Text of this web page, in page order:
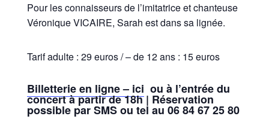
Pour les connaisseurs de l’imitatrice et chanteuse
Véronique VICAIRE, Sarah est dans sa lignée.
Tarif adulte : 29 euros / – de 12 ans : 15 euros
Billetterie en ligne – ici ou à l’entrée du
concert à partir de 18h | Réservation
possible par SMS ou tel au 06 84 67 25 80